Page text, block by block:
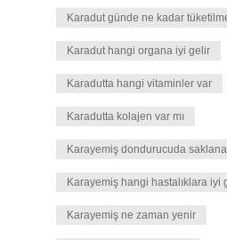
Karadut günde ne kadar
Karadut hangi organa iyi gelir
Karadutta hangi vitaminler var
Karadutta kolajen var mı
Karayemiş dondurucuda
Karayemiş hangi hastalıklara iyi
Karayemiş ne zaman yenir